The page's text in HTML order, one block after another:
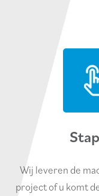
Wij leveren de
project of u komt